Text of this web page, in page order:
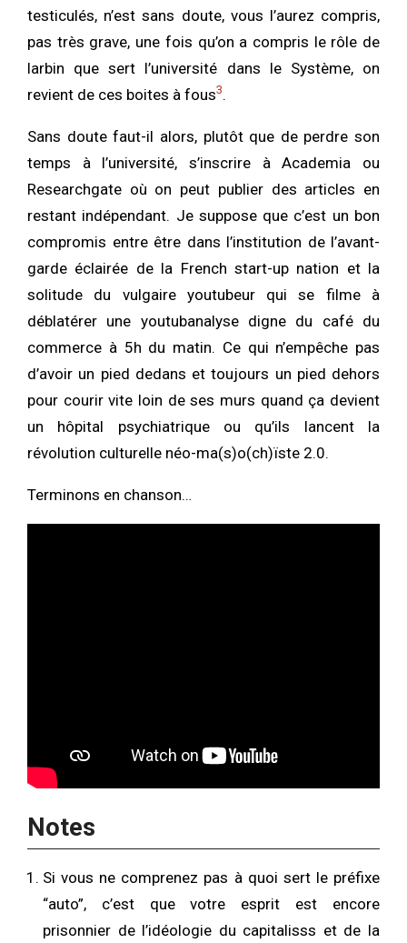
testiculés, n’est sans doute, vous l’aurez compris,
pas très grave, une fois qu’on a compris le rôle de
larbin que sert l’université dans le Système, on
revient de ces boites à fous3.
Sans doute faut-il alors, plutôt que de perdre son
temps à l’université, s’inscrire à Academia ou
Researchgate où on peut publier des articles en
restant indépendant. Je suppose que c’est un bon
compromis entre être dans l’institution de l’avant-
garde éclairée de la French start-up nation et la
solitude du vulgaire youtubeur qui se filme à
déblatérer une youtubanalyse digne du café du
commerce à 5h du matin. Ce qui n’empêche pas
d’avoir un pied dedans et toujours un pied dehors
pour courir vite loin de ses murs quand ça devient
un hôpital psychiatrique ou qu’ils lancent la
révolution culturelle néo-ma(s)o(ch)ïste 2.0.
Terminons en chanson…
Notes
Si vous ne comprenez pas à quoi sert le préfixe
“auto”, c’est que votre esprit est encore
prisonnier de l’idéologie du capitalisss et de la